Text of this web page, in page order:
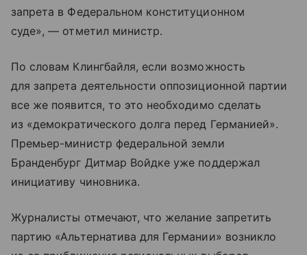
запрета в Федеральном конституционном
суде», — отметил министр.
По словам Клингбайля, если возможность
для запрета деятельности оппозиционной партии
все же появится, то это необходимо сделать
из «демократического долга перед Германией».
Премьер-министр федеральной земли
Бранденбург Дитмар Войдке уже поддержал
инициативу чиновника.
Журналисты отмечают, что желание запретить
партию «Альтернатива для Германии» возникло